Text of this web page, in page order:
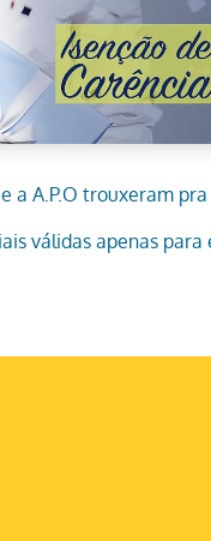
a A.P.O trouxeram
válidas apenas